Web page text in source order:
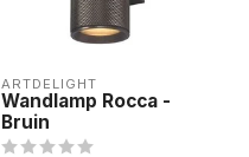
ARTDELIGHT
Wandlamp Rocca -
Bruin